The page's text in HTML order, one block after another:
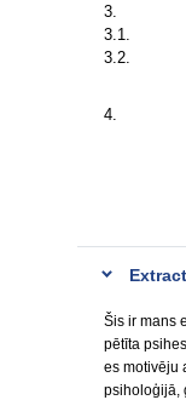
3.
3.1.
3.2.
4.
Extract
Šis ir mans
pētīta
es motivēju
psiholoģijā,